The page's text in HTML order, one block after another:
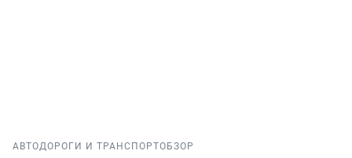
АВТОДОРОГИ И ТРАНСПОРТОБЗОР